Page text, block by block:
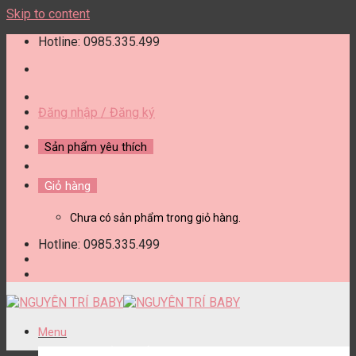
Skip to content
Hotline: 0985.335.499
Đăng nhập / Đăng ký
Sản phẩm yêu thích
Giỏ hàng
Chưa có sản phẩm trong giỏ hàng.
Hotline: 0985.335.499
Menu